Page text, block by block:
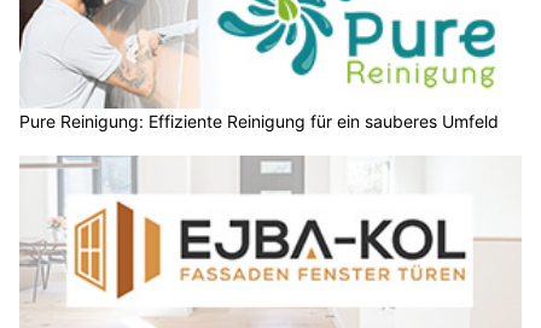
Pure Reinigung: Effiziente Reinigung für ein sauberes Umfeld